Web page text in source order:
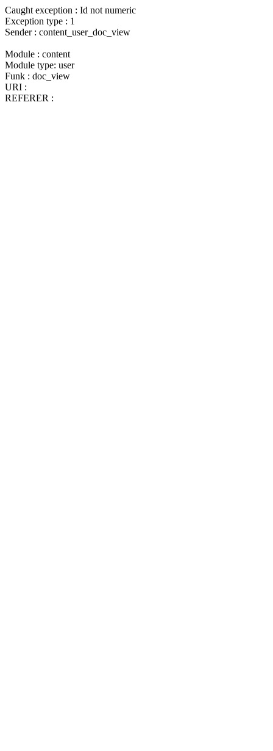
Caught exception : Id not numeric
Exception type : 1
Sender : content_user_doc_view
Module : content
Module type: user
Funk : doc_view
URI :
REFERER :